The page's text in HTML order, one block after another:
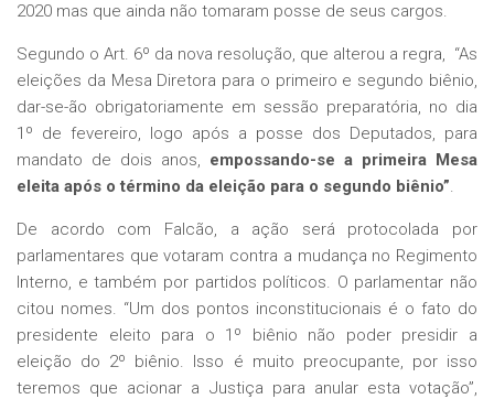
2020 mas que ainda não tomaram posse de seus cargos.
Segundo o Art. 6º da nova resolução, que alterou a regra, “As
eleições da Mesa Diretora para o primeiro e segundo biênio,
dar-se-ão obrigatoriamente em sessão preparatória, no dia
1º de fevereiro, logo após a posse dos Deputados, para
mandato de dois anos, empossando-se a primeira Mesa
eleita após o término da eleição para o segundo biênio”.
De acordo com Falcão, a ação será protocolada por
parlamentares que votaram contra a mudança no Regimento
Interno, e também por partidos políticos. O parlamentar não
citou nomes. “Um dos pontos inconstitucionais é o fato do
presidente eleito para o 1º biênio não poder presidir a
eleição do 2º biênio. Isso é muito preocupante, por isso
teremos que acionar a Justiça para anular esta votação”,